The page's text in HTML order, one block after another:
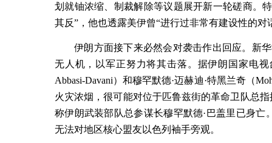
划就铀浓缩、制裁解除等议题展开新一轮磋商。
其反”，他也透露美伊曾“进行过非常有建设性的
伊朗方面接下来必然会对袭击作出回应。新
无人机，以军正努力将其击落。据伊朗国家电
Abbasi-Davani）和穆罕默德·迈赫迪·特黑兰奇（
火灾浓烟，很可能对位于匹鲁兹街的革命卫队总
称伊朗武装部队总参谋长穆罕默德· 巴盖里已身亡
无法对地区核心盟友以色列袖手旁观。